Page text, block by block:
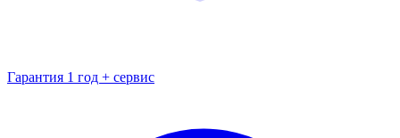
Гарантия 1 год + сервис